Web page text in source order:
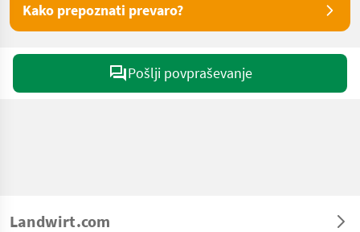
Kako prepoznati prevaro?
Pošlji povpraševanje
Landwirt.com